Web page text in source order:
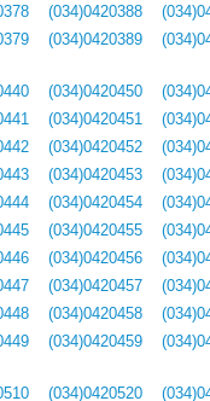
(034)0420388
(034)0420389
(034)0420450
(034)0420451
(034)0420452
(034)0420453
(034)0420454
(034)0420455
(034)0420456
(034)0420457
(034)0420458
(034)0420459
(034)0420520